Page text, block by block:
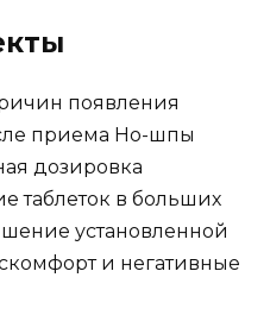
появления
приема Но-шпы
дозировка
таблеток в больших
установленной
и негативные